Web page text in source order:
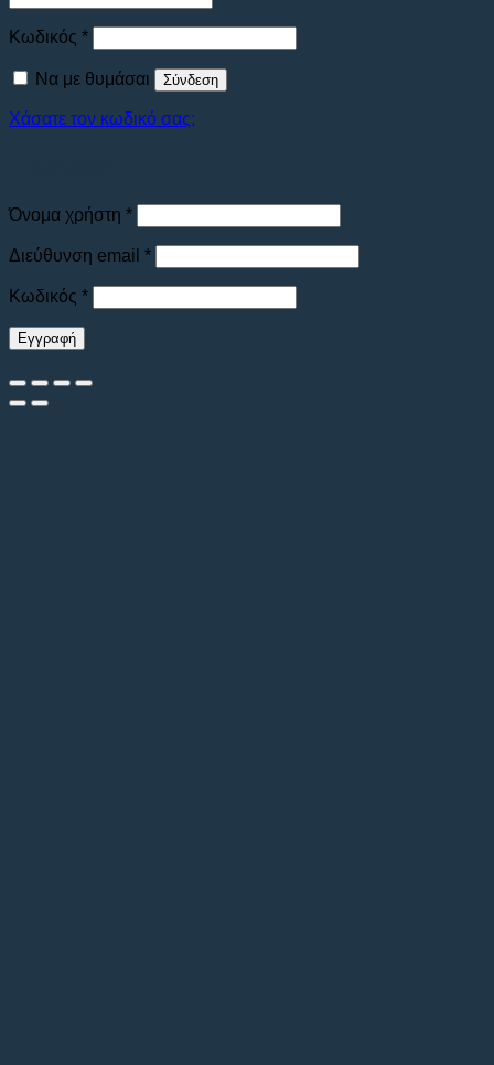
Κωδικός *Απαιτείται
Να με θυμάσαι Σύνδεση
Χάσατε τον κωδικό σας;
Όνομα χρήστη *Απαιτείται
Διεύθυνση email *Απαιτείται
Κωδικός *Απαιτείται
Εγγραφή